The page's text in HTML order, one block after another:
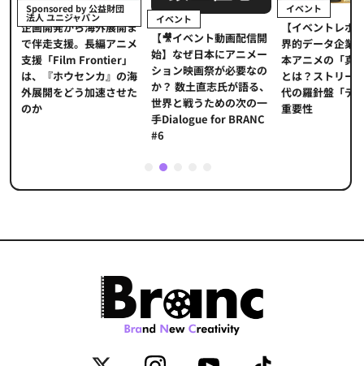
Sponsored by 公益財団
法人 ユニジャパン
企画開発から海外展開ま
で伴走支援。長編アニメ
支援「Film Frontier」
は、『ホウセンカ』の海
外展開をどう加速させた
のか
イベント
【🎥イベント動画配信開
始】なぜ日本にアニメー
ション映画祭が必要なの
か？ 数土直志氏が語る、
世界と戦うための次の一
手Dialogue for BRANC
#6
イベント
【イベントレポ
界的データ企業
本アニメの「真
とは？ストリー
代の羅針盤「デ
重要性
2